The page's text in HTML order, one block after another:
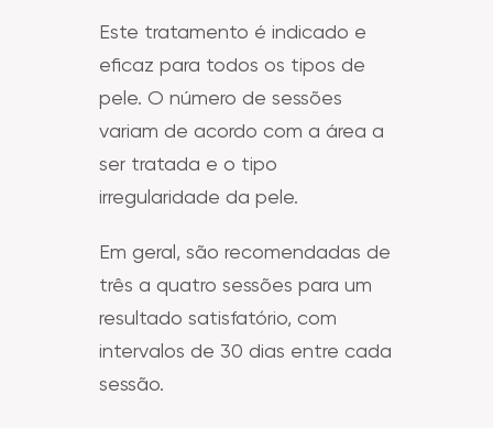
Este tratamento é indicado e
eficaz para todos os tipos de
pele. O número de sessões
variam de acordo com a área a
ser tratada e o tipo
irregularidade da pele.
Em geral, são recomendadas de
três a quatro sessões para um
resultado satisfatório, com
intervalos de 30 dias entre cada
sessão.